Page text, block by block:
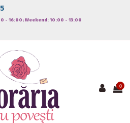
- 16:00; Weekend: 10:00 - 13:00
0